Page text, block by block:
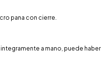
pana con cierre.
a mano, puede haber